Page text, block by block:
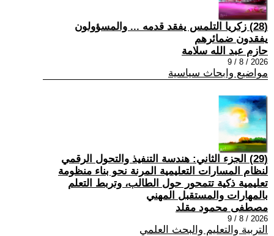
(28) زكريا التلمس يفقد قدمه ... والمسؤولون
يفقدون ضمائرهم
حازم عبد الله سلامة
2026 / 8 / 9
مواضيع وابحاث سياسية
(29) الجزء الثاني: هندسة التنفيذ والتحول الرقمي
لنظام المسارات التعليمية المرنة نحو بناء منظومة
تعليمية ذكية تتمحور حول الطالب، وتربط التعلم
بالمهارات والمستقبل المهني
مصطفى محمود مقلد
2026 / 8 / 9
التربية والتعليم والبحث العلمي